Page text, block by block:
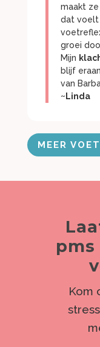
maakt
dat voelt
groei
Mijn
blijf
van
~Linda
MEER
Kom